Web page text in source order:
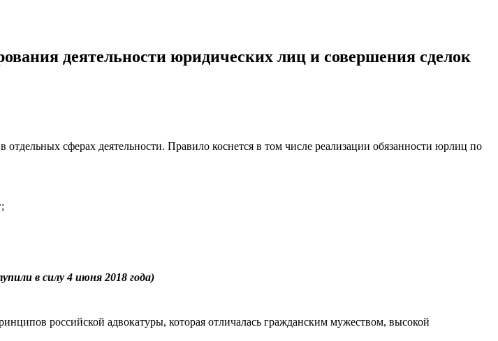
деятельности юридических лиц и совершения сделок
сферах деятельности. Правило коснется в том числе реализации обязанности юрлиц по
в силу 4 июня 2018 года)
российской адвокатуры, которая отличалась гражданским мужеством, высокой